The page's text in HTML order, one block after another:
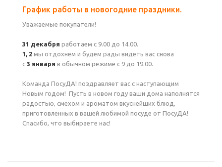
График работы в новогодние праздники.
Уважаемые покупатели!
31 декабря работаем с 9.00 до 14.00.
1, 2 мы отдохнем и будем рады видеть вас снова
с 3 января в обычном режиме с 9 до 19.00.
Команда ПосуДА! поздравляет вас с наступающим
Новым годом! Пусть в новом году ваши дома наполнятся
радостью, смехом и ароматом вкуснейших блюд,
приготовленных в вашей любимой посуде от ПосуДА!
Спасибо, что выбираете нас!